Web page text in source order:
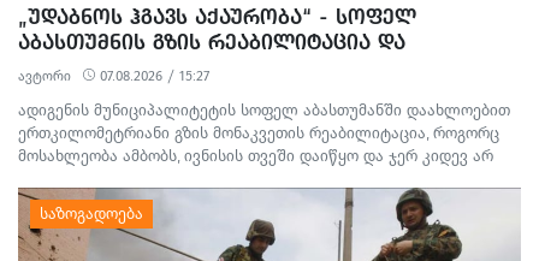
„ᲣᲓᲐᲑᲜᲝᲡ ᲰᲒᲐᲕᲡ ᲐᲥᲐᲣᲠᲝᲑᲐ“ - ᲡᲝᲤᲔᲚ
ᲐᲑᲐᲡᲗᲣᲛᲜᲘᲡ ᲒᲖᲘᲡ ᲠᲔᲐᲑᲘᲚᲘᲢᲐᲪᲘᲐ ᲓᲐ
ᲛᲝᲡᲐᲮᲚᲔᲝᲑᲘᲡ ᲞᲠᲝᲢᲔᲡᲢᲘ
ავტორი 07.08.2026 / 15:27
ადიგენის მუნიციპალიტეტის სოფელ აბასთუმანში დაახლოებით
ერთკილომეტრიანი გზის მონაკვეთის რეაბილიტაცია, როგორც
მოსახლეობა ამბობს, ივნისის თვეში დაიწყო და ჯერ კიდევ არ
მტვერი, მოუწესრიგებელი სანიაღვრე არხები ადგილობრივების
ყოველდღიურ ცხოვრებასა და ტურისტულ სეზონს პრობლემებს
უქმნის.